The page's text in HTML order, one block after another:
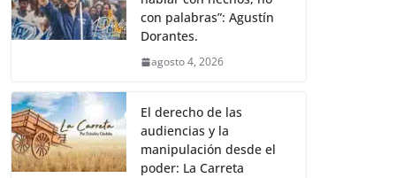
con palabras”: Agustín
Dorantes.
agosto 4, 2026
El derecho de las
audiencias y la
manipulación desde el
poder: La Carreta